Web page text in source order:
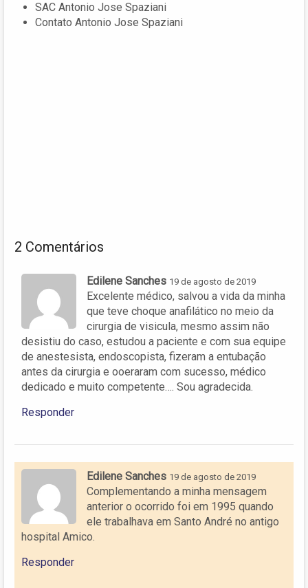
SAC Antonio Jose Spaziani
Contato Antonio Jose Spaziani
2 Comentários
Edilene Sanches 19 de agosto de 2019
Excelente médico, salvou a vida da minha
que teve choque anafilático no meio da
cirurgia de visicula, mesmo assim não
desistiu do caso, estudou a paciente e com sua equipe
de anestesista, endoscopista, fizeram a entubação
antes da cirurgia e ooeraram com sucesso, médico
dedicado e muito competente…. Sou agradecida.
Responder
Edilene Sanches 19 de agosto de 2019
Complementando a minha mensagem
anterior o ocorrido foi em 1995 quando
ele trabalhava em Santo André no antigo
hospital Amico.
Responder